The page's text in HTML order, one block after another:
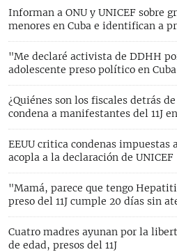
Informan a ONU y UNICEF sobre
menores en Cuba e identifican a
"Me declaré activista de DDHH
adolescente preso político en Cuba
¿Quiénes son los fiscales detrás
condena a manifestantes del 11J
EEUU critica condenas impuestas
acopla a la declaración de UNICEF
"Mamá, parece que tengo
preso del 11J cumple 20 días sin
Cuatro madres ayunan por la
de edad, presos del 11J